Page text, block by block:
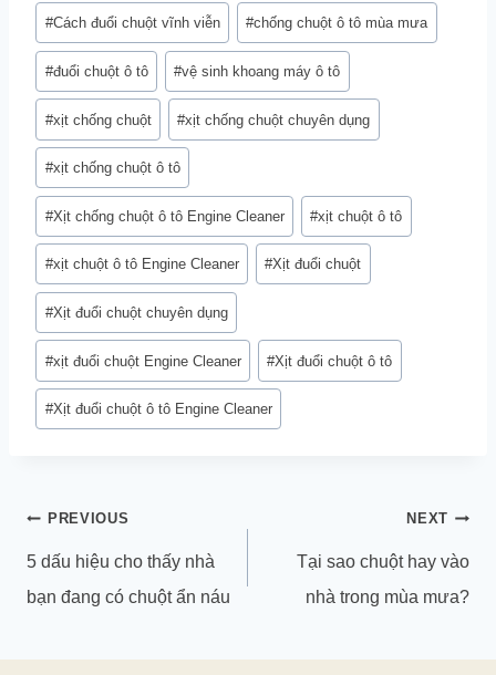
Post
Tags:
#Cách đuổi chuột vĩnh viễn #chống chuột ô tô mùa mưa
#đuổi chuột ô tô #vệ sinh khoang máy ô tô
#xịt chống chuột #xịt chống chuột chuyên dụng
#xịt chống chuột ô tô
#Xịt chống chuột ô tô Engine Cleaner #xịt chuột ô tô
#xịt chuột ô tô Engine Cleaner #Xịt đuổi chuột
#Xịt đuổi chuột chuyên dụng
#xịt đuổi chuột Engine Cleaner #Xịt đuổi chuột ô tô
#Xịt đuổi chuột ô tô Engine Cleaner
Điều
hướng
bài
PREVIOUS
5 dấu hiệu cho thấy nhà
bạn đang có chuột ẩn náu
NEXT
Tại sao chuột hay vào
nhà trong mùa mưa?